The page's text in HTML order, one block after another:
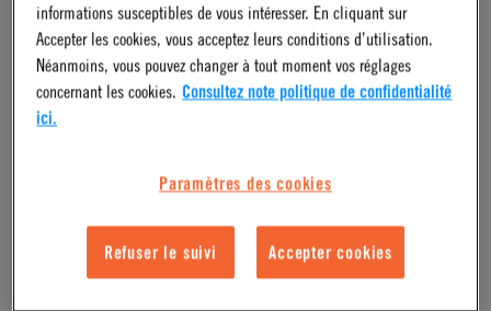
Pressure Range
Vacuum to 120 psi, 8.3 bar
Mounting Option
informations susceptibles de vous intéresser. En cliquant sur
Accepter les cookies, vous acceptez leurs conditions d’utilisation.
Néanmoins, vous pouvez changer à tout moment vos réglages
concernant les cookies. Consultez note politique de confidentialité
ici.
Paramètres des cookies
Refuser le suivi Accepter cookies